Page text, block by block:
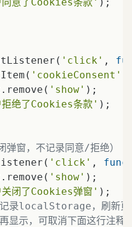
'click' ,
'cookieConsent'
'show' );
绝了Cookies条款' );
窗，不记录同意/拒绝）
'click' ,
'show' );
闭了Cookies弹窗' );
录localStorage，刷新页
示，可取消下面这行注释